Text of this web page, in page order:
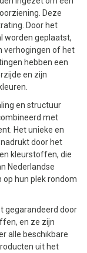
Deze
Door het
worden geplaatst,
verhogingen of het
hebben een
en zijn
en structuur
met
Het unieke en
door het
kleurstoffen, die
Nederlandse
op hun plek rondom
gegarandeerd door
en ze zijn
alle beschikbare
uit het